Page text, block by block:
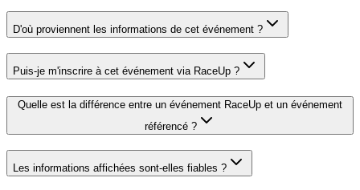
D'où proviennent les informations de cet événement ?
Puis-je m'inscrire à cet événement via RaceUp ?
Quelle est la différence entre un événement RaceUp et un événement
référencé ?
Les informations affichées sont-elles fiables ?